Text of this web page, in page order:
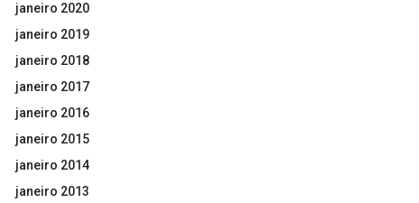
janeiro 2020
janeiro 2019
janeiro 2018
janeiro 2017
janeiro 2016
janeiro 2015
janeiro 2014
janeiro 2013